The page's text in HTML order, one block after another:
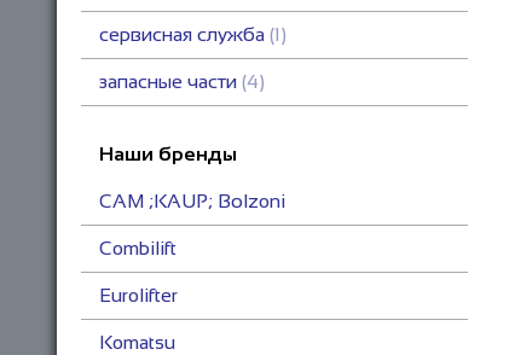
сервисная служба 1
запасные части 4
Наши бренды
CAM ;KAUP; Bоlzoni
Combilift
Eurolifter
Komatsu